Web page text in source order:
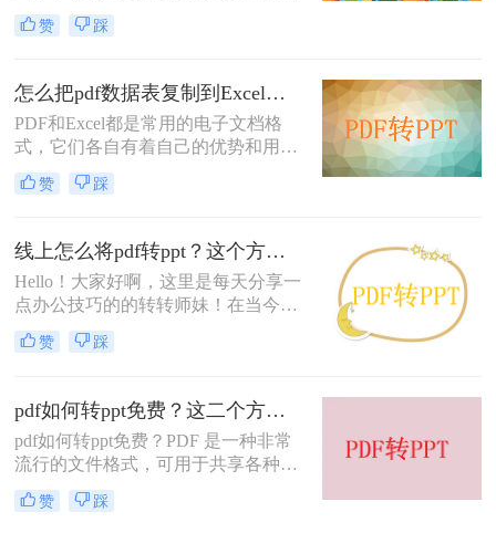
资料或教学材料。为了更好地进行排
版和编辑，通常我们会将这些文档的
会将ppt转换成pdf格式。然而，当我
们希望与其他同事或伙伴一起分享
时，又将PDF文件转换为PPT格式才
能更方便地进行演讲。
赞 踩
怎么把pdf数据表复制到Excel？这两个方法超实用！
PDF和Excel都是常用的电子文档格
式，它们各自有着自己的优势和用
途。PDF的优势在于它的格式比较稳
定；Excel的优势在于它可以更好地处
赞 踩
线上怎么将pdf转ppt？这个方法请收好！方便又好用！
Hello！大家好啊，这里是每天分享一
点办公技巧的的转转师妹！在当今数
字化时代，PDF文件的广泛应用为我
们的工作和学习带来了巨大的便利。
换为PPT文件，以便更好地展示和分
享内容。在线PDF转PPT工具因其操
作简便、高效而备受欢迎。那么线上
怎么将pdf转ppt呢?接下来，就让我们
一起去探讨一下这个问题吧!
赞 踩
pdf如何转ppt免费？这二个方法请收好！方便又好用！
pdf如何转ppt免费？PDF 是一种非常
流行的文件格式，可用于共享各种文
档，如电子书、演示文稿和合同等。
但是，有时你可能需要将 PDF 文件转
赞 踩